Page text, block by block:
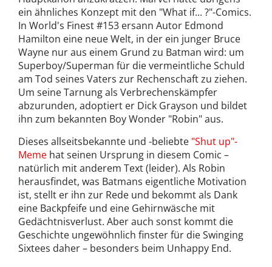
ein ähnliches Konzept mit den "What if... ?"-Comics.
In World's Finest #153 ersann Autor Edmond
Hamilton eine neue Welt, in der ein junger Bruce
Wayne nur aus einem Grund zu Batman wird: um
Superboy/Superman für die vermeintliche Schuld
am Tod seines Vaters zur Rechenschaft zu ziehen.
Um seine Tarnung als Verbrechenskämpfer
abzurunden, adoptiert er Dick Grayson und bildet
ihn zum bekannten Boy Wonder "Robin" aus.
Dieses allseitsbekannte und -beliebte "Shut up"-
Meme hat seinen Ursprung in diesem Comic –
natürlich mit anderem Text (leider). Als Robin
herausfindet, was Batmans eigentliche Motivation
ist, stellt er ihn zur Rede und bekommt als Dank
eine Backpfeife und eine Gehirnwäsche mit
Gedächtnisverlust. Aber auch sonst kommt die
Geschichte ungewöhnlich finster für die Swinging
Sixtees daher – besonders beim Unhappy End.